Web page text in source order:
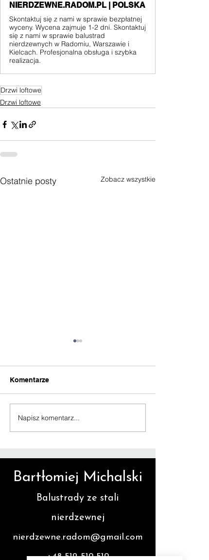
NIERDZEWNE.RADOM.PL | POLSKA
Skontaktuj się z nami w sprawie bezpłatnej
wyceny. Wycena zajmuje 1-2 dni. Skontaktuj
się z nami w sprawie balustrad
nierdzewnych w Radomiu, Warszawie i
Kielcach. Profesjonalna obsługa i szybka
realizacja.
Drzwi loftowe
Drzwi loftowe
Ostatnie posty Zobacz wszystkie
Drzwi szklane w
stalowej ramie
Komentarze
Napisz komentarz...
Bartłomiej Michalski
Balustrady ze stali
nierdzewnej
nierdzewne.radom@gmail.com
+48 512 519 519